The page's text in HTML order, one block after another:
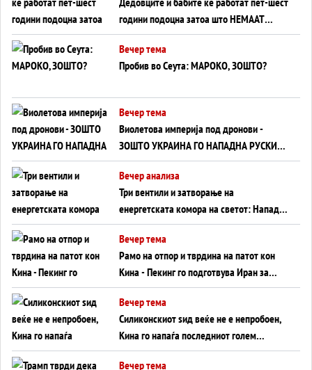
години подоцна затоа што НЕМААТ
ВНУЦИ ДА ГИ ЗАМЕНАТ
Вечер тема
Пробив во Сеута: МАРОКО, ЗОШТО?
Вечер тема
Виолетова империја под дронови -
ЗОШТО УКРАИНА ГО НАПАДНА РУСКИОТ
WILDBERRIES
Вечер анализа
Три вентили и затворање на
енергетската комора на светот: Нападот
во Суец најавува глобален енергетски
инфаркт?
Вечер тема
Рамо на отпор и тврдина на патот кон
Кина - Пекинг го подготвува Иран за
американска копнена инвазија
Вечер тема
Силиконскиот ѕид веќе не е непробоен,
Кина го напаѓа последниот голем
монопол на Западот?
Вечер тема